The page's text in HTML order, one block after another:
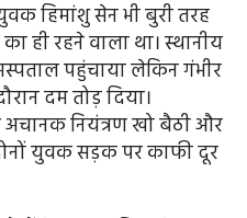
हिमांशु सेन भी बुरी तरह
ही रहने वाला था। स्थानीय
पहुंचाया लेकिन गंभीर
दम तोड़ दिया।
अचानक नियंत्रण खो बैठी और
युवक सड़क पर काफी दूर